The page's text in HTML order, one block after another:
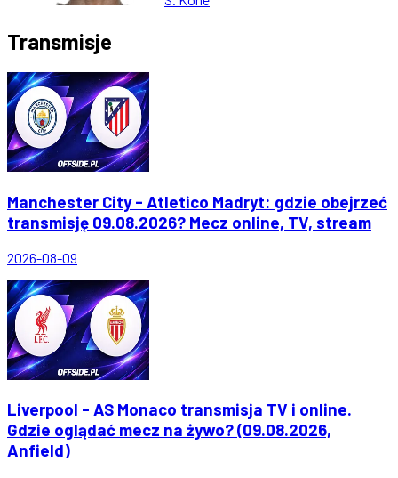
Transmisje
Manchester City - Atletico Madryt: gdzie obejrzeć
transmisję 09.08.2026? Mecz online, TV, stream
2026-08-09
Liverpool - AS Monaco transmisja TV i online.
Gdzie oglądać mecz na żywo? (09.08.2026,
Anfield)